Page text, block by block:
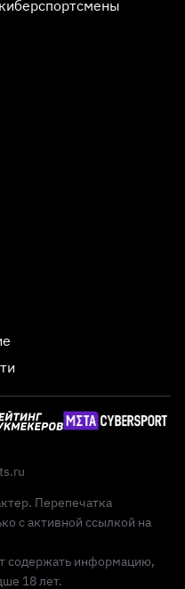
Перепечатка
с активной ссылкой на
содержать информацию,
18 лет.